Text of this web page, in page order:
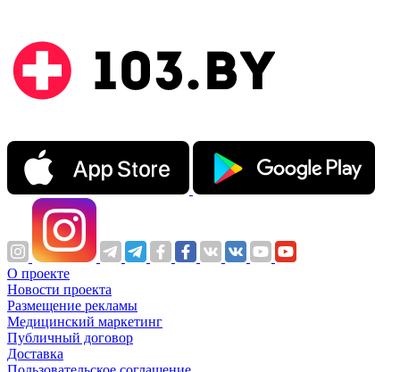
О проекте
Новости проекта
Размещение рекламы
Медицинский маркетинг
Публичный договор
Доставка